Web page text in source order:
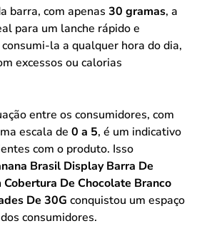
barra, com apenas 30 gramas, a
para um lanche rápido e
la a qualquer hora do dia,
excessos ou calorias
entre os consumidores, com
escala de 0 a 5, é um indicativo
com o produto. Isso
Brasil Display Barra De
Cobertura De Chocolate Branco
De 30G conquistou um espaço
consumidores.